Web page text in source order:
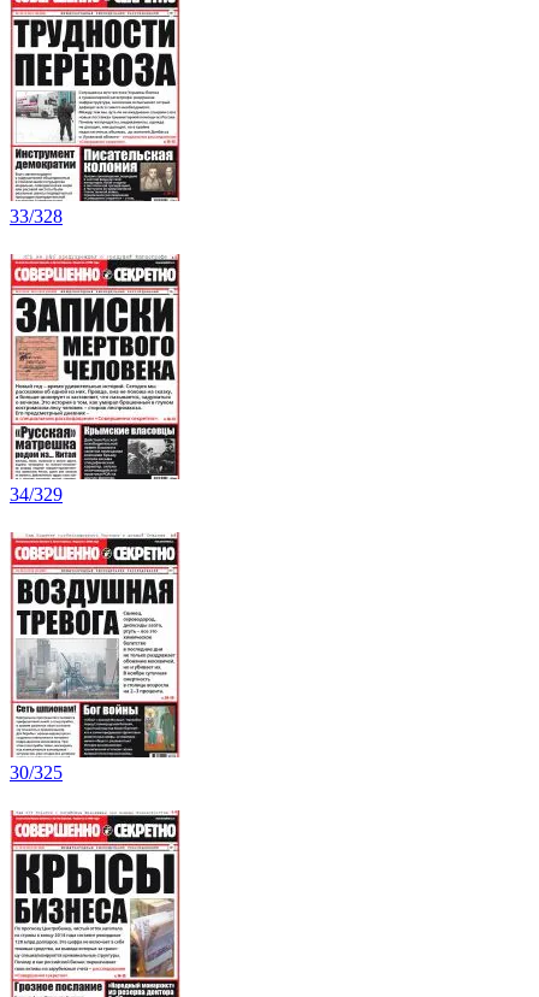
33/328
34/329
30/325